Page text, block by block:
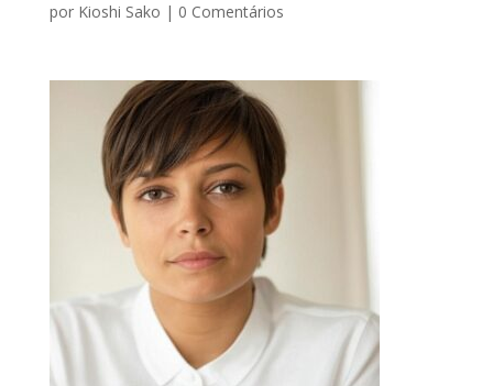
por Kioshi Sako | 0 Comentários